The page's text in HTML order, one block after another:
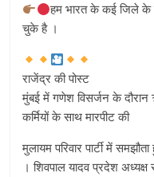
हम भारत के कई जिले के
चुके है ।
राजेंद्र की पोस्ट
मुंबई में गणेश विसर्जन के
कर्मियों के साथ मारपीट की
मुलायम परिवार पार्टी में
। शिवपाल यादव प्रदेश अध्यक्ष